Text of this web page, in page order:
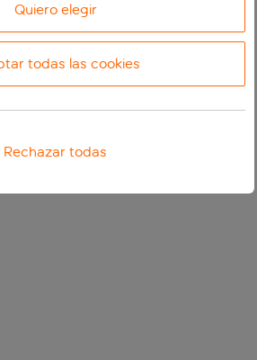
Quiero elegir
todas las cookies
Rechazar todas